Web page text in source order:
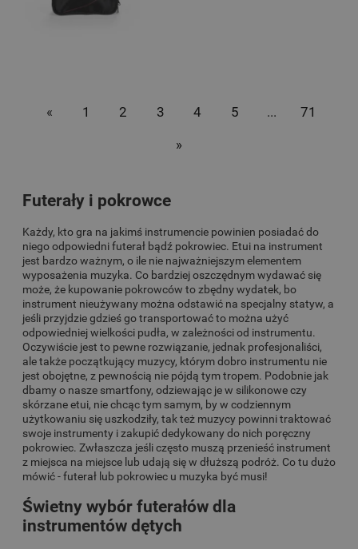
« 1 2 3 4 5 ... 71
»
Futerały i pokrowce
Każdy, kto gra na jakimś instrumencie powinien posiadać do
niego odpowiedni futerał bądź pokrowiec. Etui na instrument
jest bardzo ważnym, o ile nie najważniejszym elementem
wyposażenia muzyka. Co bardziej oszczędnym wydawać się
może, że kupowanie pokrowców to zbędny wydatek, bo
instrument nieużywany można odstawić na specjalny statyw, a
jeśli przyjdzie gdzieś go transportować to można użyć
odpowiedniej wielkości pudła, w zależności od instrumentu.
Oczywiście jest to pewne rozwiązanie, jednak profesjonaliści,
ale także początkujący muzycy, którym dobro instrumentu nie
jest obojętne, z pewnością nie pójdą tym tropem. Podobnie jak
dbamy o nasze smartfony, odziewając je w silikonowe czy
skórzane etui, nie chcąc tym samym, by w codziennym
użytkowaniu się uszkodziły, tak też muzycy powinni traktować
swoje instrumenty i zakupić dedykowany do nich poręczny
pokrowiec. Zwłaszcza jeśli często muszą przenieść instrument
z miejsca na miejsce lub udają się w dłuższą podróż. Co tu dużo
mówić - futerał lub pokrowiec u muzyka być musi!
Świetny wybór futerałów dla
instrumentów dętych